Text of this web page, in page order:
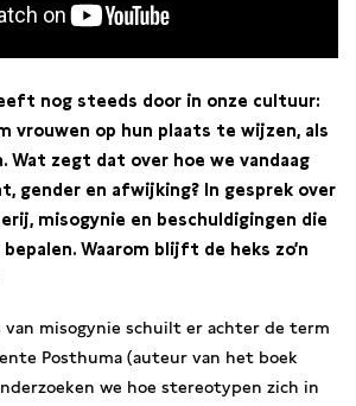
nog steeds door in onze cultuur:
vrouwen op hun plaats te wijzen, als
Wat zegt dat over hoe we vandaag
gender en afwijking? In gesprek over
misogynie en beschuldigingen die
Waarom blijft de heks zo’n
van misogynie schuilt er achter de term
Posthuma (auteur van het boek
we hoe stereotypen zich in